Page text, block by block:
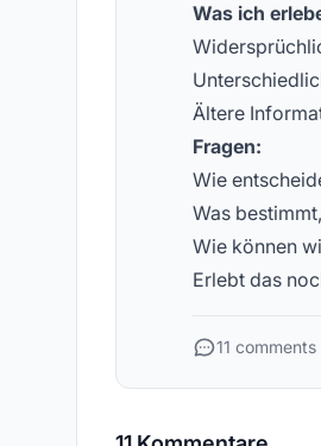
Was ich
Ältere
Fragen:
Wie
Was
Wie können
Erlebt das
11 comments